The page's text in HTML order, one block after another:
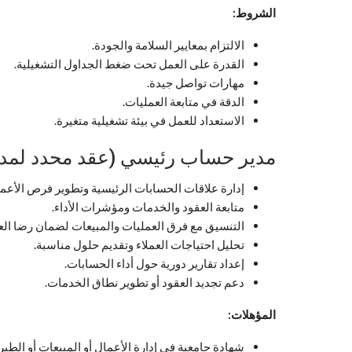
الشروط:
الالتزام بمعايير السلامة والجودة.
القدرة على العمل تحت ضغط الجداول التشغيلية.
مهارات تواصل جيدة.
الدقة في متابعة العمليات.
الاستعداد للعمل في بيئة تشغيلية متغيرة.
مدير حساب رئيسي (عقد محدد لمدة 12
إدارة علاقات الحسابات الرئيسية وتطوير فرص
متابعة العقود والخدمات ومؤشرات الأداء.
التنسيق مع فرق العمليات والمبيعات لضمان رضا
تحليل احتياجات العملاء وتقديم حلول مناسبة.
إعداد تقارير دورية حول أداء الحسابات.
دعم تجديد العقود أو تطوير نطاق الخدمات.
المؤهلات:
شهادة جامعية في إدارة الأعمال أو المبيعات أو